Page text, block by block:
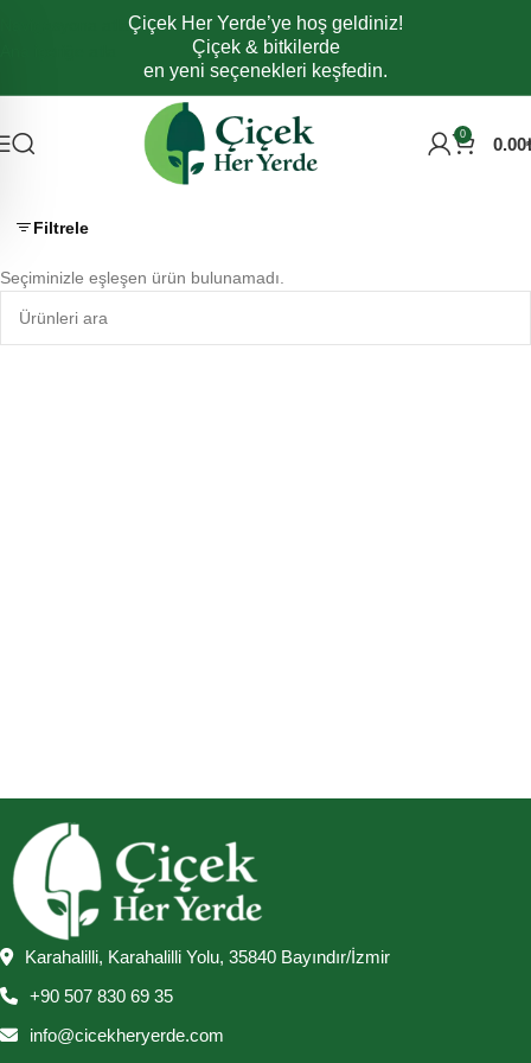
Navigasyona atlaÇiçek Her Yerde’ye hoş geldiniz!
Çiçek & bitkilerde
en yeni seçenekleri keşfedin.
0 0.00
Filtrele
Seçiminizle eşleşen ürün bulunamadı.
Karahalilli, Karahalilli Yolu, 35840 Bayındır/İzmir
+90 507 830 69 35
info@cicekheryerde.com